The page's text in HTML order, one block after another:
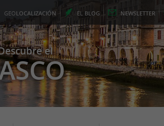
GEOLOCALIZACIÓN EL BLOG NEWSLETTER
el